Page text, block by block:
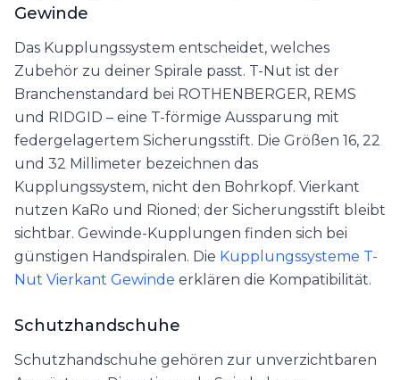
Gewinde
Das Kupplungssystem entscheidet, welches
Zubehör zu deiner Spirale passt. T-Nut ist der
Branchenstandard bei ROTHENBERGER, REMS
und RIDGID – eine T-förmige Aussparung mit
federgelagertem Sicherungsstift. Die Größen 16, 22
und 32 Millimeter bezeichnen das
Kupplungssystem, nicht den Bohrkopf. Vierkant
nutzen KaRo und Rioned; der Sicherungsstift bleibt
sichtbar. Gewinde-Kupplungen finden sich bei
günstigen Handspiralen. Die Kupplungssysteme T-
Nut Vierkant Gewinde erklären die Kompatibilität.
Schutzhandschuhe
Schutzhandschuhe gehören zur unverzichtbaren